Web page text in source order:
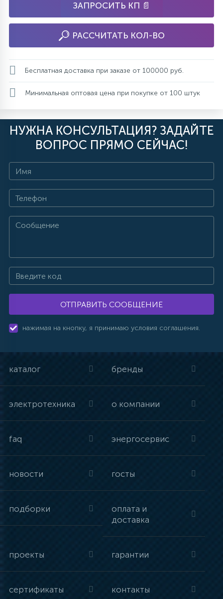
ЗАПРОСИТЬ КП 📄
РАССЧИТАТЬ КОЛ-ВО
Бесплатная доставка при заказе от 100000 руб.
Минимальная оптовая цена при покупке от 100 штук
НУЖНА КОНСУЛЬТАЦИЯ? ЗАДАЙТЕ
ВОПРОС ПРЯМО СЕЙЧАС!
ОТПРАВИТЬ СООБЩЕНИЕ
нажимая на кнопку, я принимаю условия соглашения.
каталог бренды
электротехника о компании
faq энергосервис
новости госты
подборки
оплата и
доставка
проекты гарантии
сертификаты контакты